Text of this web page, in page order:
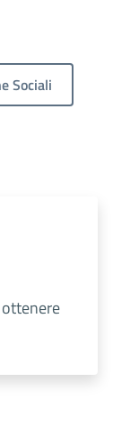
Sociali